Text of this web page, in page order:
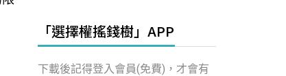
「選擇權搖錢樹」APP
下載後記得登入會員(免費)，才會有